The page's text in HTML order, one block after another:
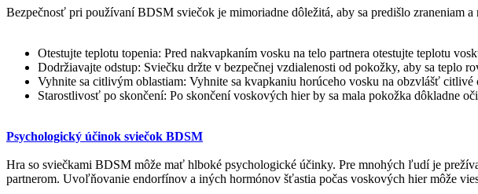
Bezpečnosť pri používaní BDSM sviečok je mimoriadne dôležitá, aby sa predišlo zraneniam
Otestujte teplotu topenia: Pred nakvapkaním vosku na telo partnera otestujte teplotu
Dodržiavajte odstup: Sviečku držte v bezpečnej vzdialenosti od pokožky, aby sa teplo
Vyhnite sa citlivým oblastiam: Vyhnite sa kvapkaniu horúceho vosku na obzvlášť
Starostlivosť po skončení: Po skončení voskových hier by sa mala pokožka dôkladne
Psychologický účinok sviečok BDSM
Hra so sviečkami BDSM môže mať hlboké psychologické účinky. Pre mnohých ľudí je
partnerom. Uvoľňovanie endorfínov a iných hormónov šťastia počas voskových hier môže